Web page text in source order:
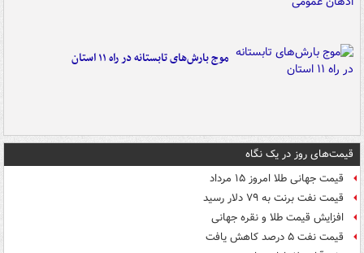
موج بارش‌های تابستانه در راه ۱۱ استان
قیمت‌های روز در یک نگاه
قیمت جهانی طلا امروز ۱۵ مرداد
قیمت نفت برنت به ۷۹ دلار رسید
افزایش قیمت طلا و نقره جهانی
قیمت نفت ۵ درصد کاهش یافت